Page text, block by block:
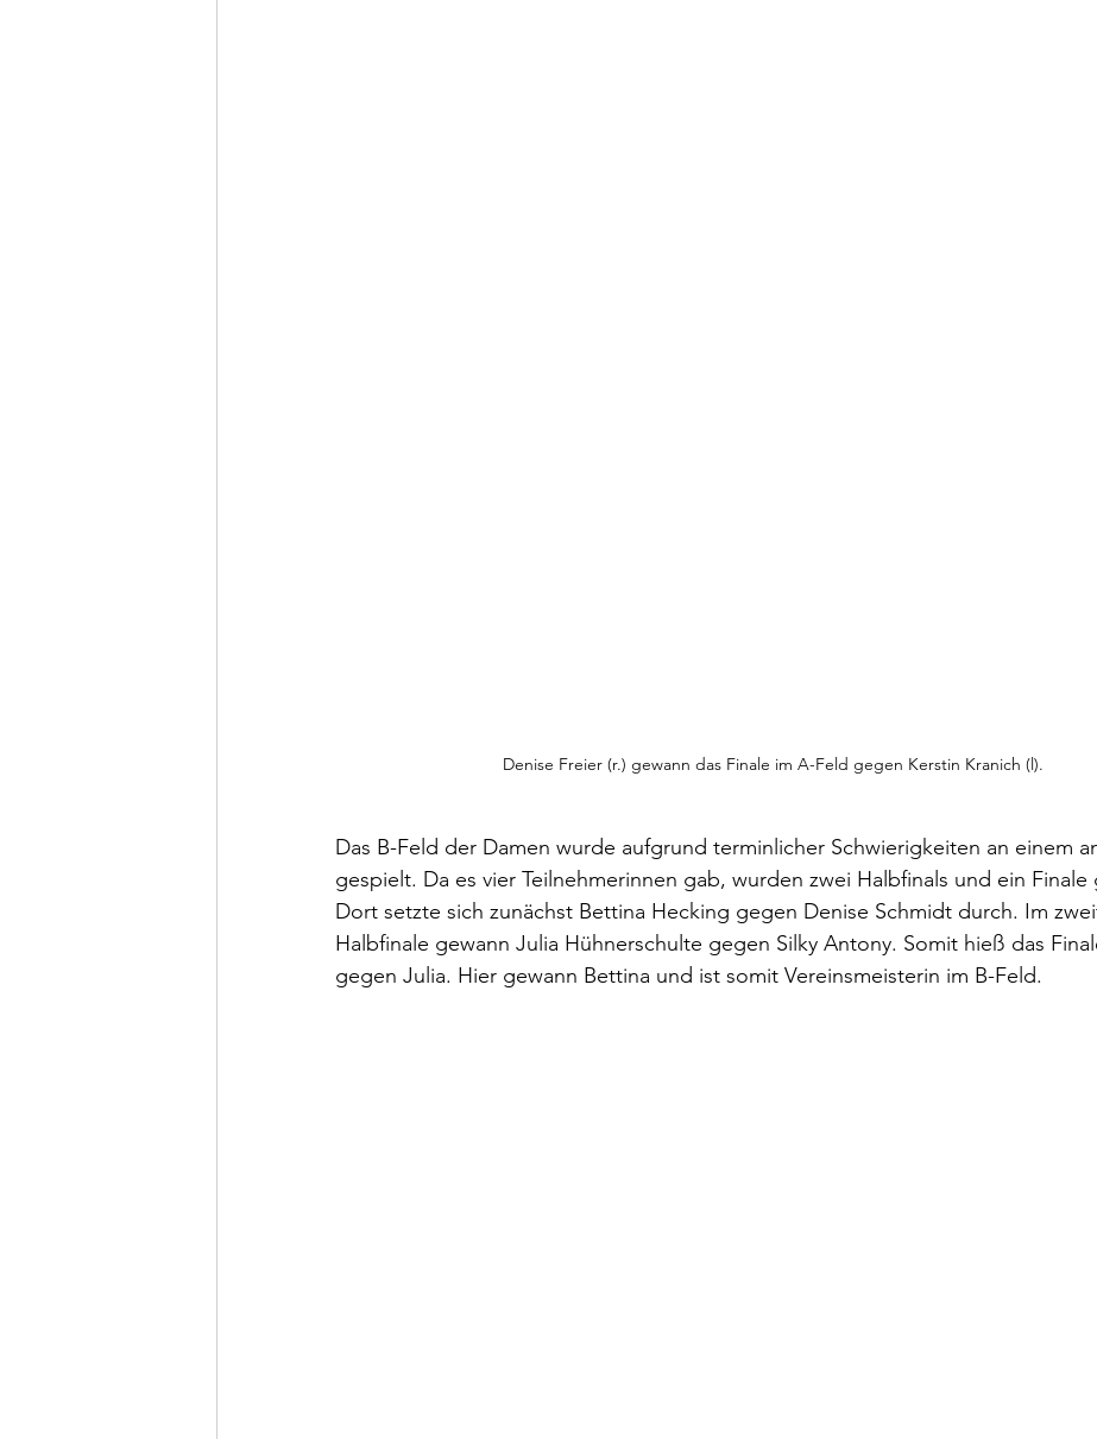
Denise Freier (r.) gewann das Finale im A-Feld gegen Kerstin Kranich (l).
Das B-Feld der Damen wurde aufgrund terminlicher Schwierigkeiten an einem
gespielt. Da es vier Teilnehmerinnen gab, wurden zwei Halbfinals und ein Finale
Dort setzte sich zunächst Bettina Hecking gegen Denise Schmidt durch. Im
Halbfinale gewann Julia Hühnerschulte gegen Silky Antony. Somit hieß das
gegen Julia. Hier gewann Bettina und ist somit Vereinsmeisterin im B-Feld.